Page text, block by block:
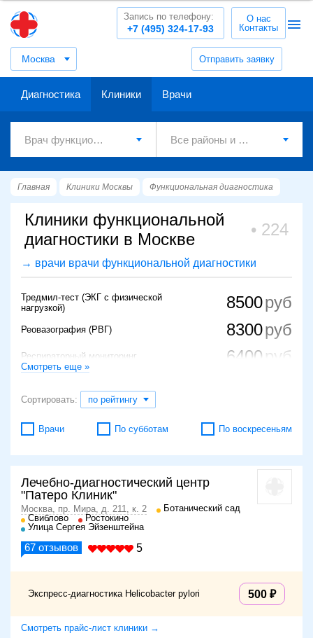
Москва Отправить заявку
+7 (495) 324-17-93
Запись по телефону:
О нас
Контакты
Диагностика Клиники Врачи
Главная Клиники Москвы Функциональная диагностика
Клиники функциональной
диагностики в Москве
224
→ врачи врачи функциональной диагностики
Тредмил-тест (ЭКГ с физической
нагрузкой)
8500
Реовазография (РВГ) 8300
Респираторный мониторинг 6400
Электроэнцефалография (ЭЭГ)
Велоэргометрия (ЭКГ с физической
18750
Эхокардиография (ЭХОКГ)
ЭКГ на дому 6600
Электронейромиография (ЭНМГ)
Смотреть еще »
Сортировать: по рейтингу
Врачи По субботам По воскресеньям
Лечебно-диагностический центр
"Патеро Клиник"
Москва, пр. Мира, д. 211, к. 2
Ботанический сад
Свиблово
Ростокино
Улица Сергея Эйзенштейна
67 отзывов 5
Экспресс-диагностика Helicobacter pylori 500
Смотреть прайс-лист клиники →